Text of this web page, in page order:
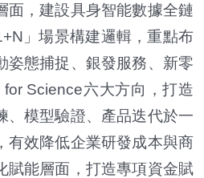
面，建設具身智能數據全鏈
」場景構建邏輯，重點布
姿態捕捉、銀發服務、新零
Science六大方向，打造
、模型驗證、產品迭代於一
有效降低企業研發成本與商
賦能層面，打造專項資金賦